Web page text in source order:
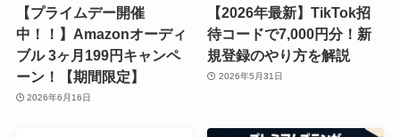
【プライムデー開催
中！！】Amazonオーディ
ブル 3ヶ月199円キャンペ
ーン！【期間限定】
2026年6月16日
【2026年最新】TikTok招
待コードで7,000円分！新
規登録のやり方を解説
2026年5月31日